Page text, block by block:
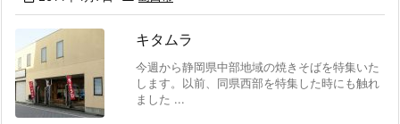
キタムラ
今週から静岡県中部地域の焼きそばを特集いた
します。以前、同県西部を特集した時にも触れ
ました ...